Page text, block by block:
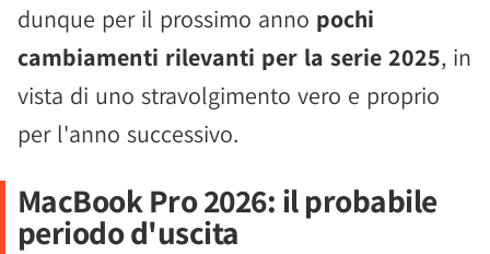
dunque per il prossimo anno pochi
cambiamenti rilevanti per la serie 2025, in
vista di uno stravolgimento vero e proprio
per l'anno successivo.
MacBook Pro 2026: il probabile
periodo d'uscita